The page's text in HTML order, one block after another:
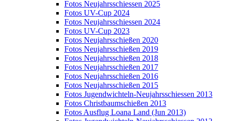
Fotos Neujahrsschiessen 2025
Fotos UV-Cup 2024
Fotos Neujahrsschiessen 2024
Fotos UV-Cup 2023
Fotos Neujahrsschießen 2020
Fotos Neujahrsschießen 2019
Fotos Neujahrsschießen 2018
Fotos Neujahrsschießen 2017
Fotos Neujahrsschießen 2016
Fotos Neujahrsschießen 2015
Fotos Jugendwichteln-Neujahrsschiessen 2013
Fotos Christbaumschießen 2013
Fotos Ausflug Loana Land (Jun 2013)